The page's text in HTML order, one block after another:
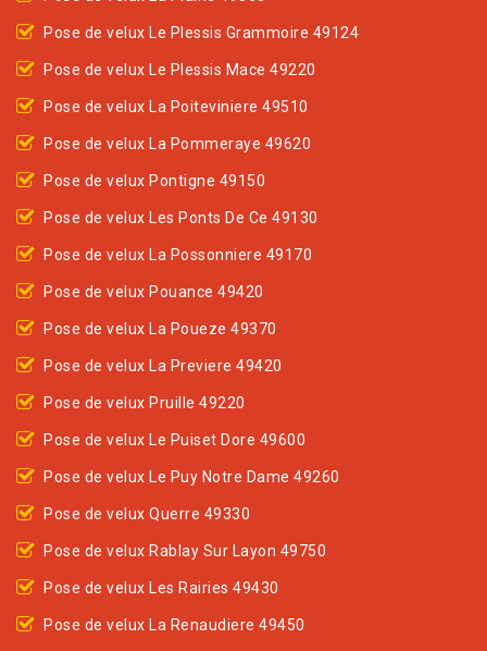
Pose de velux Le Plessis Grammoire 49124
Pose de velux Le Plessis Mace 49220
Pose de velux La Poiteviniere 49510
Pose de velux La Pommeraye 49620
Pose de velux Pontigne 49150
Pose de velux Les Ponts De Ce 49130
Pose de velux La Possonniere 49170
Pose de velux Pouance 49420
Pose de velux La Poueze 49370
Pose de velux La Previere 49420
Pose de velux Pruille 49220
Pose de velux Le Puiset Dore 49600
Pose de velux Le Puy Notre Dame 49260
Pose de velux Querre 49330
Pose de velux Rablay Sur Layon 49750
Pose de velux Les Rairies 49430
Pose de velux La Renaudiere 49450